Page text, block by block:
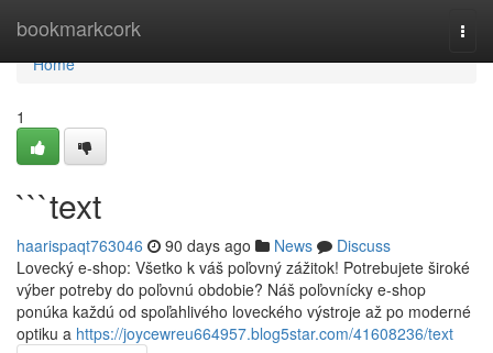
bookmarkcork
Home
Home
1
```text
haarispaqt763046 90 days ago News
Discuss
Lovecký e-shop: Všetko k váš poľovný zážitok! Potrebujete široké
výber potreby do poľovnú obdobie? Náš poľovnícky e-shop
ponúka každú od spoľahlivého loveckého výstroje až po moderné
optiku a https://joycewreu664957.blog5star.com/41608236/text